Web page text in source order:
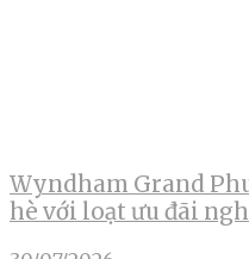
Wyndham Grand
hè với loạt ưu đãi